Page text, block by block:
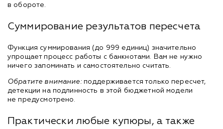
в обороте.
Суммирование результатов пересчета
Функция суммирования (до 999 единиц) значительно
упрощает процесс работы с банкнотами. Вам не нужно
ничего запоминать и самостоятельно считать.
Обратите внимание:поддерживается только пересчет,
детекции на подлинность в этой бюджетной модели
не предусмотрено.
Практически любые купюры, а также